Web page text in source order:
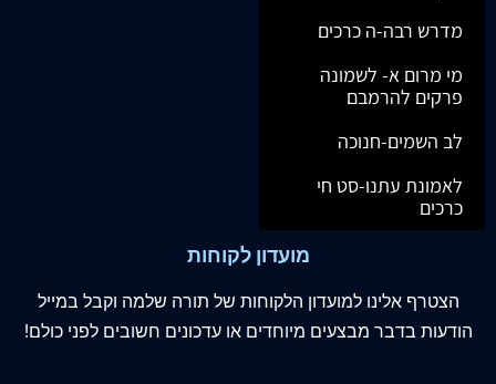
מדרש רבה-ה כרכים
מי מרום א- לשמונה
פרקים להרמבם
לב השמים-חנוכה
לאמונת עתנו-סט חי
כרכים
מועדון לקוחות
הצטרף אלינו למועדון הלקוחות של תורה שלמה וקבל במייל
הודעות בדבר מבצעים מיוחדים או עדכונים חשובים לפני כולם!